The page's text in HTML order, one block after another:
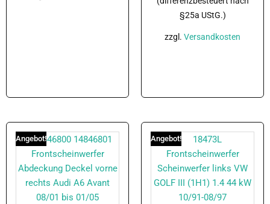
§25a UStG.)
zzgl. Versandkosten
Angebot! Angebot!